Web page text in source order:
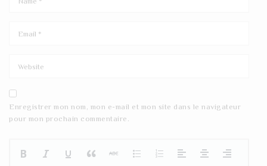
Enregistrer mon nom, mon e-mail et mon site dans le navigateur
pour mon prochain commentaire.